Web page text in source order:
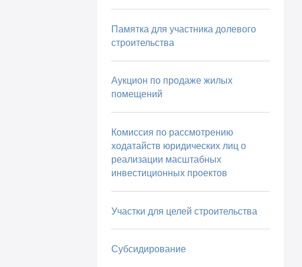
Памятка для участника долевого
строительства
Аукцион по продаже жилых
помещений
Комиссия по рассмотрению
ходатайств юридических лиц о
реализации масштабных
инвестиционных проектов
Участки для целей строительства
Субсидирование